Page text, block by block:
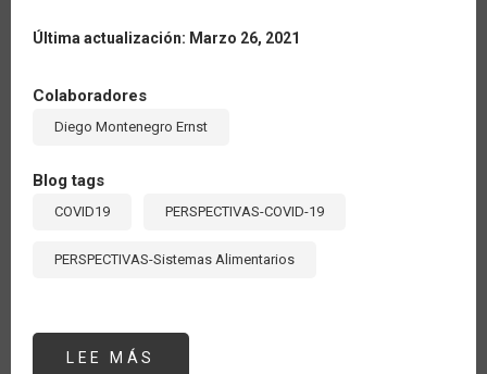
Última actualización: Marzo 26, 2021
Colaboradores
Diego Montenegro Ernst
Blog tags
COVID19 PERSPECTIVAS-COVID-19
PERSPECTIVAS-Sistemas Alimentarios
LEE MÁS